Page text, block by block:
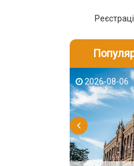
2026-08-06
2026-